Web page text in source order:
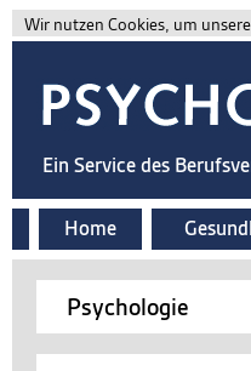
Wir nutzen Cookies, um
Ein Service des
Home
Psychologie